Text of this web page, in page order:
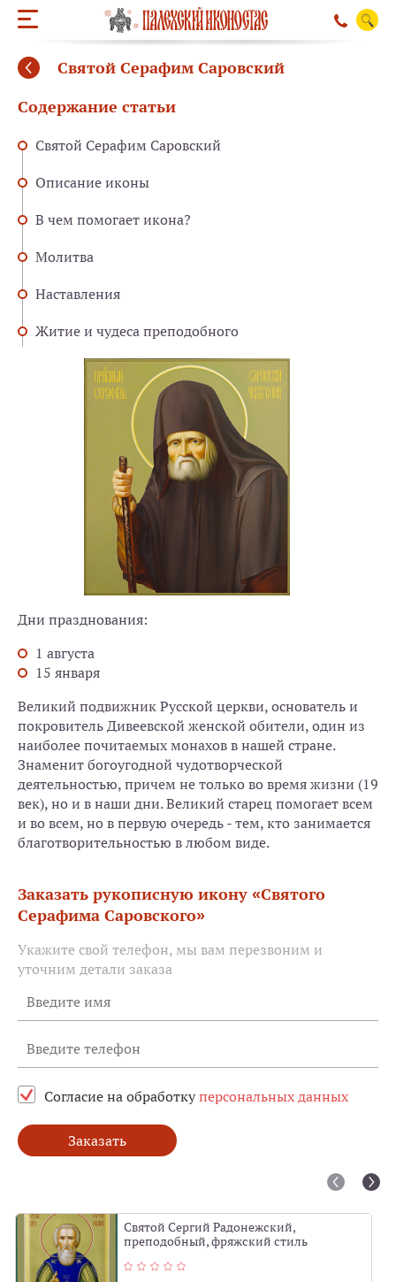
Святой Серафим Саровский
Содержание статьи
Святой Серафим Саровский
Описание иконы
В чем помогает икона?
Молитва
Наставления
Житие и чудеса преподобного
Дни празднования:
1 августа
15 января
Великий подвижник Русской церкви, основатель и
покровитель Дивеевской женской обители, один из
наиболее почитаемых монахов в нашей стране.
Знаменит богоугодной чудотворческой
деятельностью, причем не только во время жизни (19
век), но и в наши дни. Великий старец помогает всем
и во всем, но в первую очередь - тем, кто занимается
благотворительностью в любом виде.
Заказать рукописную икону «Святого
Серафима Саровского»
Укажите свой телефон, мы вам перезвоним и
уточним детали заказа
Согласие на обработкуперсональных данных
Заказать
Святой Сергий Радонежский,
преподобный, фряжский стиль